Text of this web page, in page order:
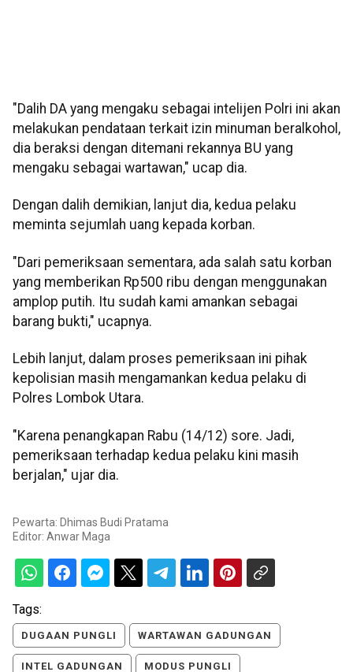
"Dalih DA yang mengaku sebagai intelijen Polri ini akan
melakukan pendataan terkait izin minuman beralkohol,
dia beraksi dengan ditemani rekannya BU yang
mengaku sebagai wartawan," ucap dia.
Dengan dalih demikian, lanjut dia, kedua pelaku
meminta sejumlah uang kepada korban.
"Dari pemeriksaan sementara, ada salah satu korban
yang memberikan Rp500 ribu dengan menggunakan
amplop putih. Itu sudah kami amankan sebagai
barang bukti," ucapnya.
Lebih lanjut, dalam proses pemeriksaan ini pihak
kepolisian masih mengamankan kedua pelaku di
Polres Lombok Utara.
"Karena penangkapan Rabu (14/12) sore. Jadi,
pemeriksaan terhadap kedua pelaku kini masih
berjalan," ujar dia.
Pewarta: Dhimas Budi Pratama
Editor: Anwar Maga
Tags:
DUGAAN PUNGLI WARTAWAN GADUNGAN
INTEL GADUNGAN MODUS PUNGLI